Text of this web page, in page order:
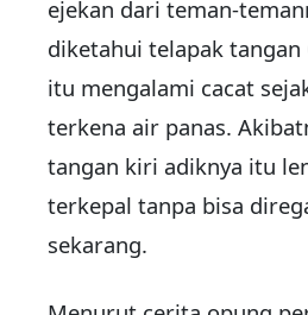
ejekan dari teman-
diketahui telapak tangan
itu mengalami cacat
terkena air panas.
tangan kiri adiknya itu
terkepal tanpa bisa
sekarang.